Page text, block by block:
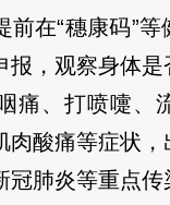
前在“穗康码”
报，观察身体
痛、打喷嚏、
肉酸痛等症状
冠肺炎等重点